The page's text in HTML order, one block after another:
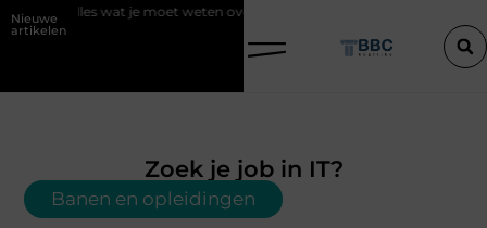
Nieuwe
artikelen
Alles wat je moet weten over content marketing
Zoek je job in IT?
Banen en opleidingen